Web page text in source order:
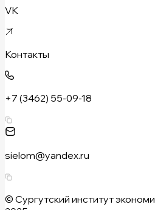
VK
Контакты
+7 (3462) 55-09-18
sielom@yandex.ru
© Сургутский институт